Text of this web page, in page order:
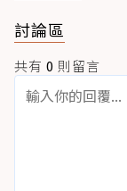
討論區
共有 0 則留言